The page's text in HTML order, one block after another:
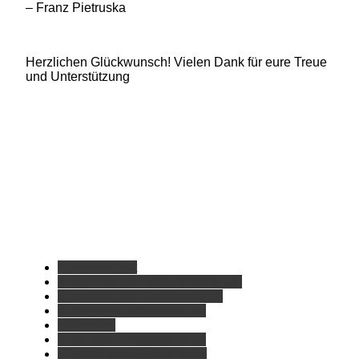
– Franz Pietruska
Herzlichen Glückwunsch! Vielen Dank für eure Treue
und Unterstützung